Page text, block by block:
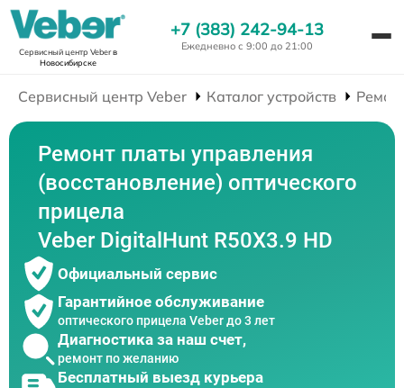
Сервисный центр Veberв
Новосибирске
+7 (383) 242-94-13
Ежедневно с 9:00 до 21:00
Сервисный центр Veber Каталог устройств
Ремонт платы управления
(восстановление) оптического
прицела
Veber DigitalHunt R50X3.9 HD
Официальный сервис
Гарантийное обслуживание
оптического прицела Veber до 3 лет
Диагностика за наш счет,
ремонт по желанию
Бесплатный выезд курьера